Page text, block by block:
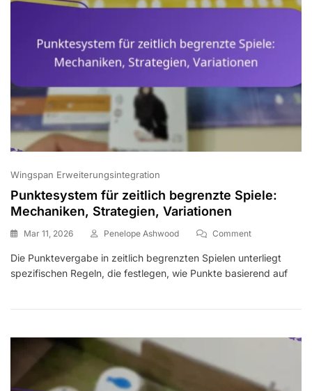
Wingspan Erweiterungsintegration
Punktesystem für zeitlich begrenzte Spiele:
Mechaniken, Strategien, Variationen
Mar 11, 2026 Penelope Ashwood CommentOn
Für
Zeitlich
Mechaniken,
Variationen
Die Punktevergabe in zeitlich begrenzten Spielen unterliegt
spezifischen Regeln, die festlegen, wie Punkte basierend auf